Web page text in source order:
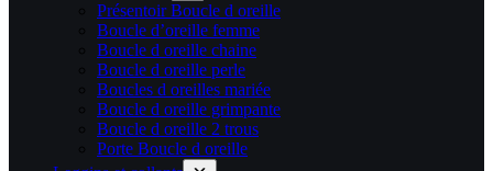
Présentoir Boucle d oreille
Boucle d’oreille femme
Boucle d oreille chaine
Boucle d oreille perle
Boucles d oreilles mariée
Boucle d oreille grimpante
Boucle d oreille 2 trous
Porte Boucle d oreille